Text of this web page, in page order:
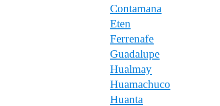
Contamana
Eten
Ferrenafe
Guadalupe
Hualmay
Huamachuco
Huanta